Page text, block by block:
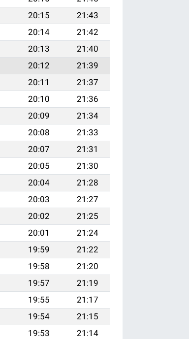
20:15
21:43
20:14
21:42
20:13
21:40
20:12
21:39
20:11
21:37
20:10
21:36
20:09
21:34
20:08
21:33
20:07
21:31
20:05
21:30
20:04
21:28
20:03
21:27
20:02
21:25
20:01
21:24
19:59
21:22
19:58
21:20
19:57
21:19
19:55
21:17
19:54
21:15
19:53
21:14